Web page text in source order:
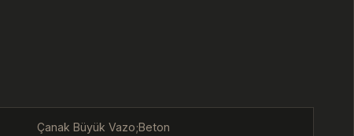
Çanak Büyük Vazo;Beton